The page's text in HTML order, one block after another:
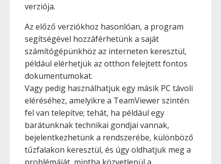
verziója.
Az előző verziókhoz hasonlóan, a program
segítségével hozzáférhetünk a saját
számítógépünkhöz az interneten keresztül,
például elérhetjük az otthon felejtett fontos
dokumentumokat.
Vagy pedig használhatjuk egy másik PC távoli
eléréséhez, amelyikre a TeamViewer szintén
fel van telepítve; tehát, ha például egy
barátunknak technikai gondjai vannak,
bejelentkezhetünk a rendszerébe, különböző
tűzfalakon keresztül, és úgy oldhatjuk meg a